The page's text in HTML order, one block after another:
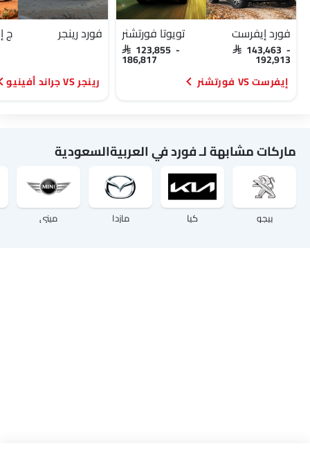
فورد إيفرست
SAR 143,463 -
192,913
تويوتا فورتشنر
SAR 123,855 -
186,817
إيفرست VS فورتشنر
فورد رينجر
رينجر VS جراند أفينيو
ماركات مشابهة لـ فورد في العربيةالسعودية
بيجو كيا مازدا ميني